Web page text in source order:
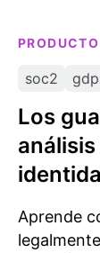
PRODUCTO
soc2
Los
Aprende